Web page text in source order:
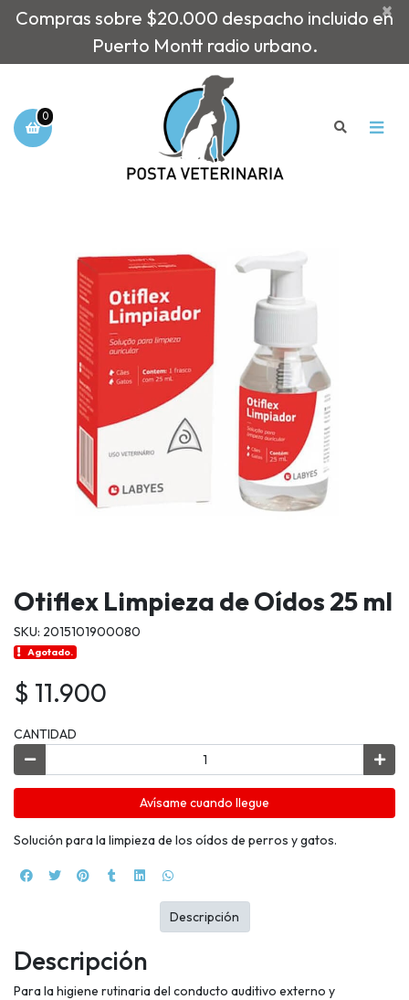
Compras sobre $20.000 despacho incluido en
Puerto Montt radio urbano.
×
0
Otiflex Limpieza de Oídos 25 ml
SKU: 2015101900080
Agotado.
$ 11.900
CANTIDAD
Avísame cuando llegue
Solución para la limpieza de los oídos de perros y gatos.
Descripción
Para la higiene rutinaria del conducto auditivo externo y
Descripción